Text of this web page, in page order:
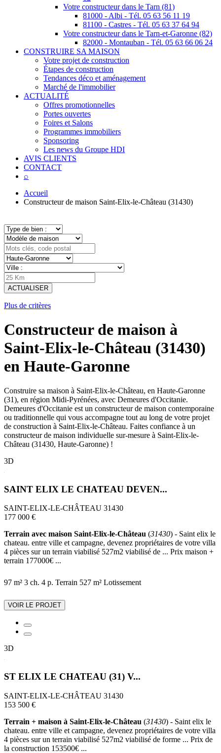
Votre constructeur dans le Tarn (81)
81000 - Albi - Tél. 05 63 56 11 19
81100 - Castres - Tél. 05 63 37 64 94
Votre constructeur dans le Tarn-et-Garonne (82)
82000 - Montauban - Tél. 05 63 66 06 24
CONSTRUIRE SA MAISON
Votre projet de construction
Étapes de construction
Tendances déco et aménagement
Marché de l'immobilier
ACTUALITÉ
Offres promotionnelles
Portes ouvertes
Foires et Salons
Programmes immobiliers
Sponsoring
Les news du Groupe HDI
AVIS CLIENTS
CONTACT
⌕
Accueil
Constructeur de maison Saint-Elix-le-Château (31430)
ACTUALISER
Plus de critères
Constructeur de maison à
Saint-Elix-le-Château (31430)
en Haute-Garonne
Construire sa maison à Saint-Elix-le-Château, en Haute-Garonne
(31), en région Midi-Pyrénées, avec Demeures d'Occitanie.
Demeures d'Occitanie est un constructeur de maison contemporaine
ou traditionnelle qui vous accompagne tout au long de votre projet
de construction à Saint-Elix-le-Château. Faites confiance à un
constructeur de maison individuelle sur-mesure à Saint-Elix-le-
Château (31430, Haute-Garonne) !
3D
SAINT ELIX LE CHATEAU DEVEN...
SAINT-ELIX-LE-CHÂTEAU 31430
177 000 €
Terrain avec maison Saint-Elix-le-Château (31430) - Saint elix le
chateau. entre ville et campagne, devenez propriétaires de votre villa
4 pièces sur un terrain viabilisé 527m2 viabilisé de ... Prix maison +
terrain 177000€ ...
97 m² 3 ch. 4 p. Terrain 527 m² Lotissement
VOIR LE PROJET
3D
ST ELIX LE CHATEAU (31) V...
SAINT-ELIX-LE-CHÂTEAU 31430
153 500 €
Terrain + maison à Saint-Elix-le-Château (31430) - Saint elix le
chateau. entre ville et campagne, devenez propriétaires de votre villa
4 pièces sur un terrain viabilisé 527m2 viabilisé de forme ... Prix de
la construction 153500€ ...